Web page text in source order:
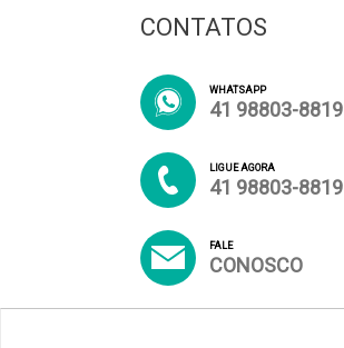
CONTATOS
WHATSAPP
41 98803-8819
LIGUE AGORA
41 98803-8819
FALE
CONOSCO